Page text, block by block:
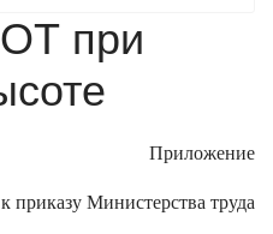
при
Приложение
к приказу Министерства труда